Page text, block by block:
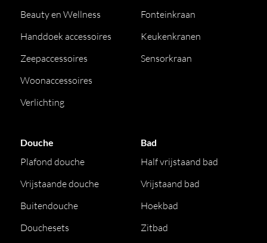
Beauty en Wellness
Handdoek accessoires
Zeepaccessoires
Woonaccessoires
Verlichting
Fonteinkraan
Keukenkranen
Sensorkraan
Douche
Plafond douche
Vrijstaande douche
Buitendouche
Douchesets
Bad
Half vrijstaand bad
Vrijstaand bad
Hoekbad
Zitbad